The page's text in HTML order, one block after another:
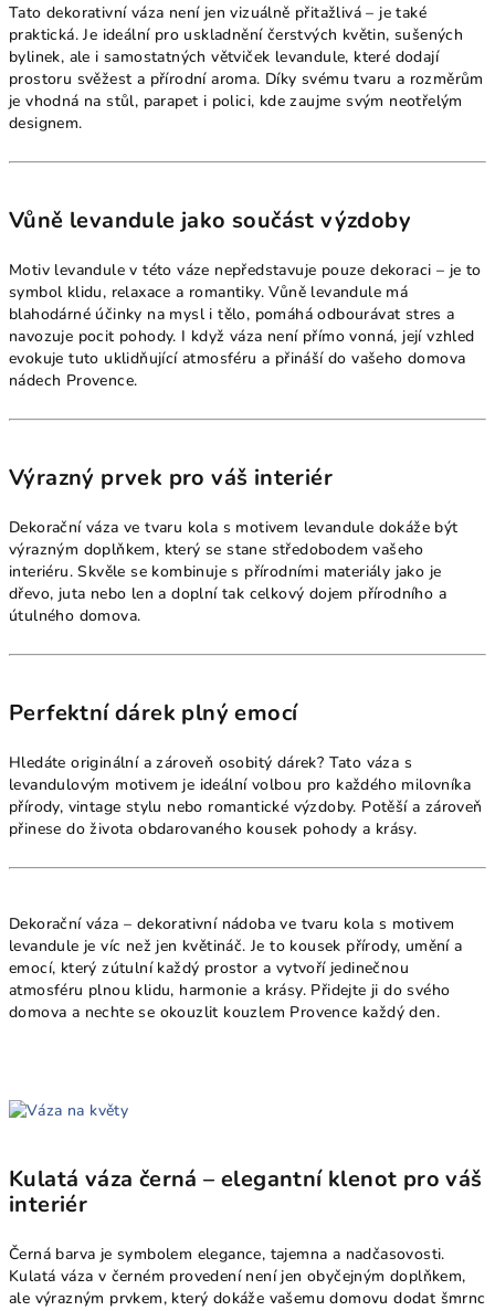
Tato dekorativní váza není jen vizuálně přitažlivá – je také
praktická. Je ideální pro uskladnění čerstvých květin, sušených
bylinek, ale i samostatných větviček levandule, které dodají
prostoru svěžest a přírodní aroma. Díky svému tvaru a rozměrům
je vhodná na stůl, parapet i polici, kde zaujme svým neotřelým
designem.
Vůně levandule jako součást výzdoby
Motiv levandule v této váze nepředstavuje pouze dekoraci – je to
symbol klidu, relaxace a romantiky. Vůně levandule má
blahodárné účinky na mysl i tělo, pomáhá odbourávat stres a
navozuje pocit pohody. I když váza není přímo vonná, její vzhled
evokuje tuto uklidňující atmosféru a přináší do vašeho domova
nádech Provence.
Výrazný prvek pro váš interiér
Dekorační váza ve tvaru kola s motivem levandule dokáže být
výrazným doplňkem, který se stane středobodem vašeho
interiéru. Skvěle se kombinuje s přírodními materiály jako je
dřevo, juta nebo len a doplní tak celkový dojem přírodního a
útulného domova.
Perfektní dárek plný emocí
Hledáte originální a zároveň osobitý dárek? Tato váza s
levandulovým motivem je ideální volbou pro každého milovníka
přírody, vintage stylu nebo romantické výzdoby. Potěší a zároveň
přinese do života obdarovaného kousek pohody a krásy.
Dekorační váza – dekorativní nádoba ve tvaru kola s motivem
levandule je víc než jen květináč. Je to kousek přírody, umění a
emocí, který zútulní každý prostor a vytvoří jedinečnou
atmosféru plnou klidu, harmonie a krásy. Přidejte ji do svého
domova a nechte se okouzlit kouzlem Provence každý den.
Kulatá váza černá – elegantní klenot pro váš
interiér
Černá barva je symbolem elegance, tajemna a nadčasovosti.
Kulatá váza v černém provedení není jen obyčejným doplňkem,
ale výrazným prvkem, který dokáže vašemu domovu dodat šmrnc